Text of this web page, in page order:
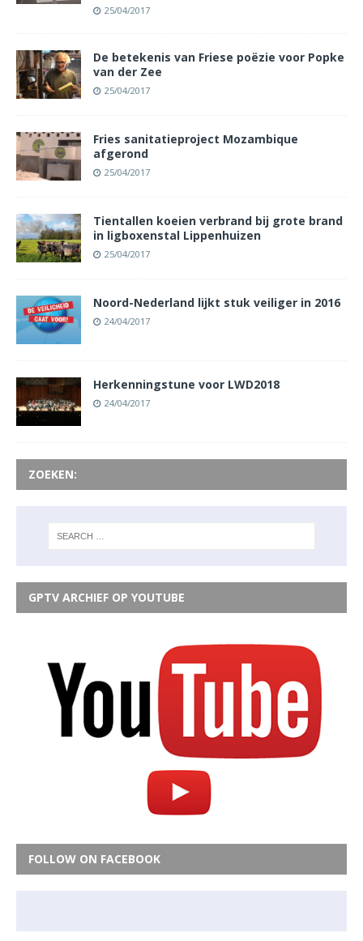
25/04/2017
De betekenis van Friese poëzie voor Popke
van der Zee
25/04/2017
Fries sanitatieproject Mozambique
afgerond
25/04/2017
Tientallen koeien verbrand bij grote brand
in ligboxenstal Lippenhuizen
25/04/2017
Noord-Nederland lijkt stuk veiliger in 2016
24/04/2017
Herkenningstune voor LWD2018
24/04/2017
ZOEKEN:
GPTV ARCHIEF OP YOUTUBE
FOLLOW ON FACEBOOK